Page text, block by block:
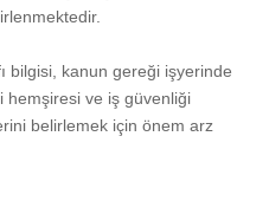
bilgisi, kanun gereği işyerinde
hemşiresi ve iş güvenliği
belirlemek için önem arz